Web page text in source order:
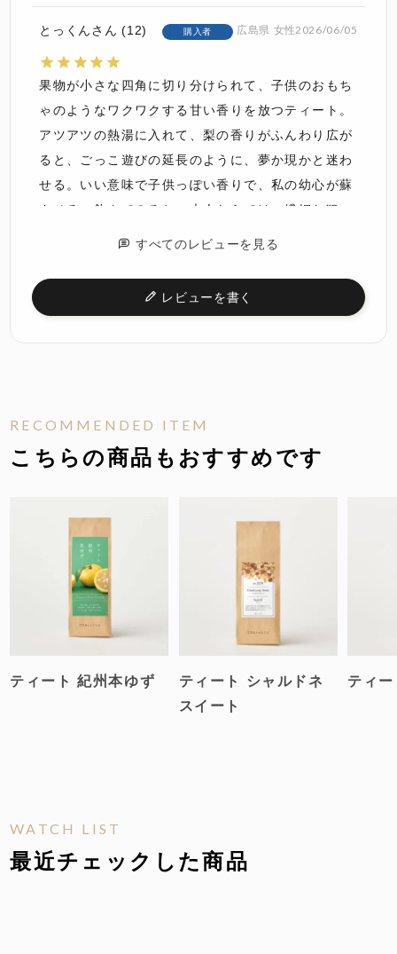
とっくん 12 購入者 広島県 女性2026/06/05
果物が小さな四角に切り分けられて、子供のおもち
ゃのようなワクワクする甘い香りを放つティート。
アツアツの熱湯に入れて、梨の香りがふんわり広が
ると、ごっこ遊びの延長のように、夢か現かと迷わ
せる。いい意味で子供っぽい香りで、私の幼心が蘇
させる。飲んでみると、大人ならではの繊細な狙い
いてビックリする。急に現実に戻る。子供心には理
性があったが、この噛み心地に本能の赴くままでペ
このシリーズの中では個性は弱めですが、裏を返せ
ロイママン 非公開
この季節にぴったりのティーだと思います。
ホッと出来る時間を楽しんでます。
すべてのレビューを見る
レビューを書く
RECOMMENDED ITEM
こちらの商品もおすすめです
ティート 紀州本ゆず
ティート シャルドネ
スイート
ティ
WATCH LIST
最近チェックした商品